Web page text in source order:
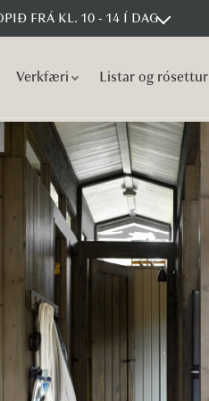
FRÁ KL. 10 - 14 Í DAG
Verkfæri Listar og rósettur